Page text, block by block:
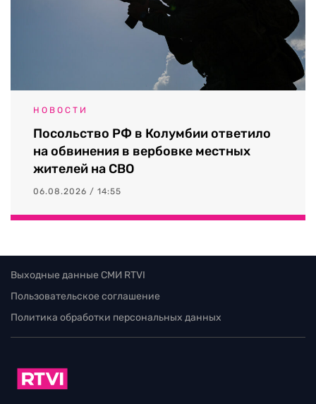
НОВОСТИ
Посольство РФ в Колумбии ответило
на обвинения в вербовке местных
жителей на СВО
06.08.2026 / 14:55
Выходные данные СМИ RTVI
Пользовательское соглашение
Политика обработки персональных данных